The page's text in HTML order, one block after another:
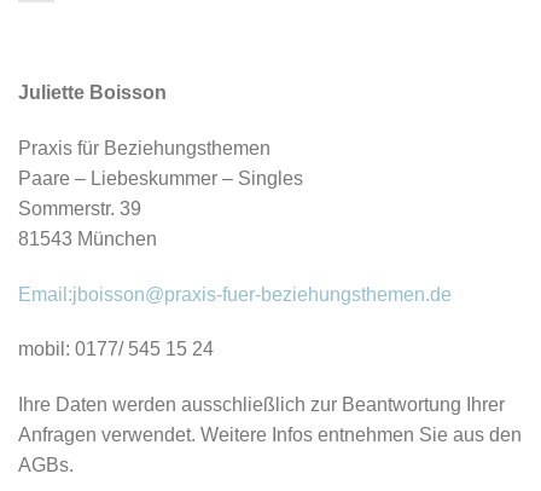
Juliette Boisson
Praxis für Beziehungsthemen
Paare – Liebeskummer – Singles
Sommerstr. 39
81543 München
Email:jboisson@praxis-fuer-beziehungsthemen.de
mobil: 0177/ 545 15 24
Ihre Daten werden ausschließlich zur Beantwortung Ihrer
Anfragen verwendet. Weitere Infos entnehmen Sie aus den
AGBs.